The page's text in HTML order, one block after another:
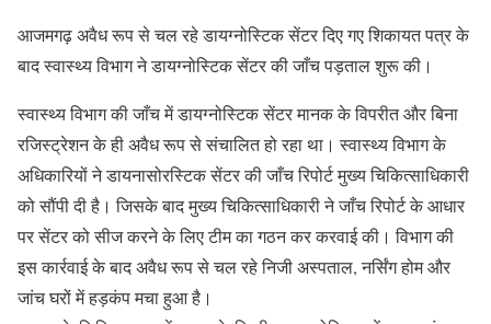
आजमगढ़ अवैध रूप से चल रहे डायग्नोस्टिक सेंटर दिए गए शिकायत पत्र के
बाद स्वास्थ्य विभाग ने डायग्नोस्टिक सेंटर की जाँच पड़ताल शुरू की।
स्वास्थ्य विभाग की जाँच में डायग्नोस्टिक सेंटर मानक के विपरीत और बिना
रजिस्ट्रेशन के ही अवैध रूप से संचालित हो रहा था। स्वास्थ्य विभाग के
अधिकारियों ने डायनासोरस्टिक सेंटर की जाँच रिपोर्ट मुख्य चिकित्साधिकारी
को सौंपी दी है। जिसके बाद मुख्य चिकित्साधिकारी ने जाँच रिपोर्ट के आधार
पर सेंटर को सीज करने के लिए टीम का गठन कर करवाई की। विभाग की
इस कार्रवाई के बाद अवैध रूप से चल रहे निजी अस्पताल, नर्सिंग होम और
जांच घरों में हड़कंप मचा हुआ है।